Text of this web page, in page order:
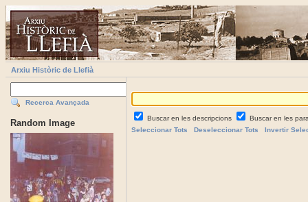
Arxiu Històric de Llefià
Recerca Avançada
Random Image Buscar en les descripcions
Buscar en les
Seleccionar Tots
Deseleccionar Tots Invertir